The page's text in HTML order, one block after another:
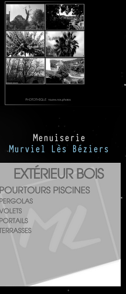
Menuiserie
Murviel Lès Béziers